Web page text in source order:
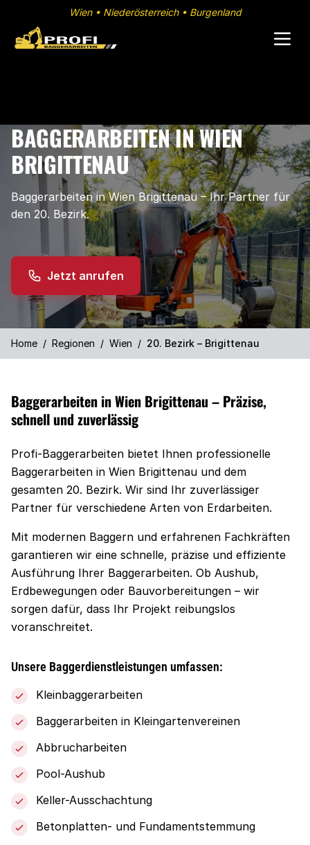
Wien • Niederösterreich • Burgenland
BAGGERARBEITEN IN WIEN
BRIGITTENAU
Baggerarbeiten in Wien Brigittenau – Ihr Partner für
den 20. Bezirk.
Jetzt anrufen
Home / Regionen / Wien / 20. Bezirk – Brigittenau
Baggerarbeiten in Wien Brigittenau – Präzise,
schnell und zuverlässig
Profi-Baggerarbeiten bietet Ihnen professionelle
Baggerarbeiten in Wien Brigittenau und dem
gesamten 20. Bezirk. Wir sind Ihr zuverlässiger
Partner für verschiedene Arten von Erdarbeiten.
Mit modernen Baggern und erfahrenen Fachkräften
garantieren wir eine schnelle, präzise und effiziente
Ausführung Ihrer Baggerarbeiten. Ob Aushub,
Erdbewegungen oder Bauvorbereitungen – wir
sorgen dafür, dass Ihr Projekt reibungslos
voranschreitet.
Unsere Baggerdienstleistungen umfassen:
Kleinbaggerarbeiten
Baggerarbeiten in Kleingartenvereinen
Abbrucharbeiten
Pool-Aushub
Keller-Ausschachtung
Betonplatten- und Fundamentstemmung